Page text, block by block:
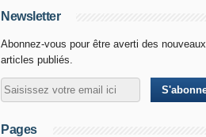
Newsletter
Abonnez-vous pour être averti des nouveaux
articles publiés.
Pages